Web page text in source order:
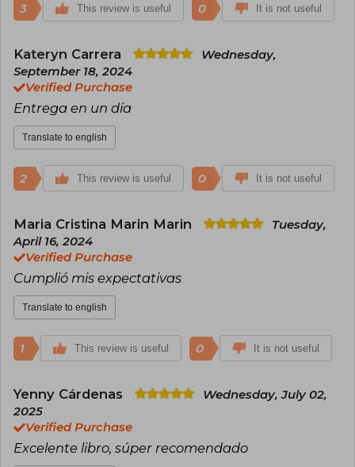
3 This review is useful 0 It is not useful
Kateryn Carrera
Wednesday,
September 18, 2024
Verified Purchase
Entrega en un día
Translate to english
2 This review is useful 0 It is not useful
Maria Cristina Marin Marin
Tuesday,
April 16, 2024
Verified Purchase
Cumplió mis expectativas
Translate to english
1 This review is useful 0 It is not useful
Yenny Cárdenas
Wednesday, July 02,
2025
Verified Purchase
Excelente libro, súper recomendado